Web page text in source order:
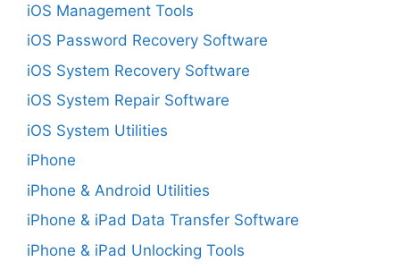
iOS Management Tools
iOS Password Recovery Software
iOS System Recovery Software
iOS System Repair Software
iOS System Utilities
iPhone
iPhone & Android Utilities
iPhone & iPad Data Transfer Software
iPhone & iPad Unlocking Tools